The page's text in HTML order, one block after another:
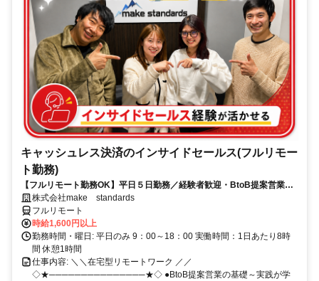
キャッシュレス決済のインサイドセールス(フルリモー
ト勤務)
【フルリモート勤務OK】平日５日勤務／経験者歓迎・BtoB提案営業で
スキルアップ
株式会社make standards
フルリモート
時給1,600円以上
勤務時間・曜日: 平日のみ 9：00～18：00 実働時間：1日あたり8時
間 休憩1時間
仕事内容: ＼＼在宅型リモートワーク ／／
◇★───────────────★◇ ●BtoB提案営業の基礎～実践が学